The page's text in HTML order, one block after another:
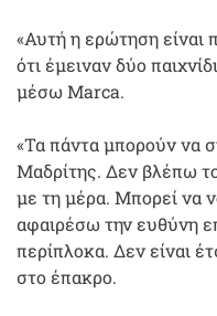
«Αυτή η ερώτηση είναι
ότι έμειναν δύο
μέσω Marca.
«Τα πάντα μπορούν να
Μαδρίτης. Δεν βλέπω
με τη μέρα. Μπορεί να
αφαιρέσω την ευθύνη
περίπλοκα. Δεν είναι
στο έπακρο.